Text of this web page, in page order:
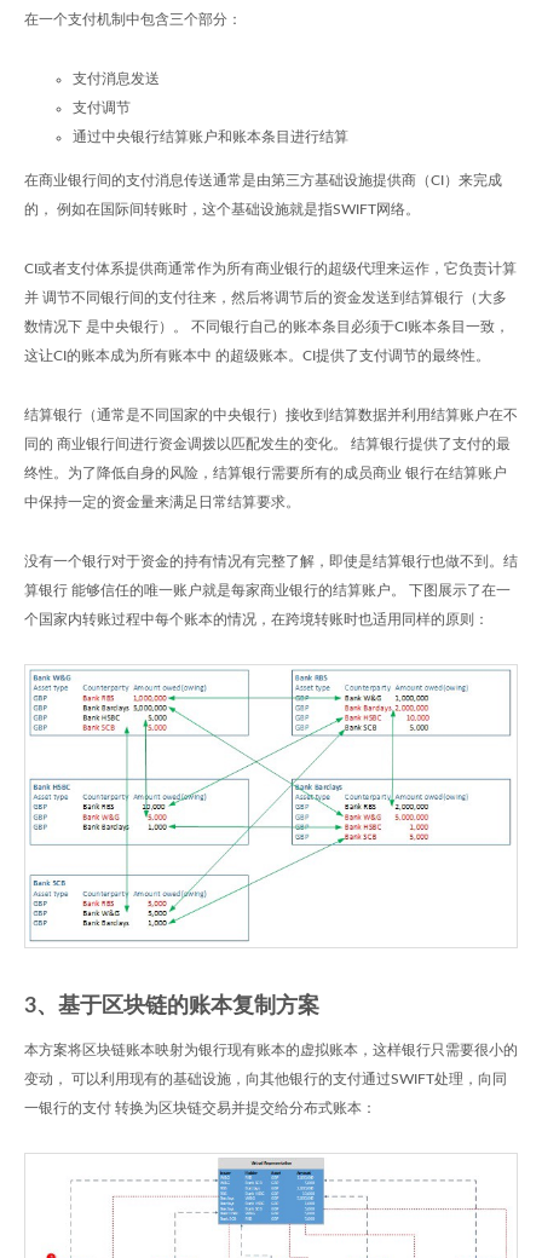
在一个支付机制中包含三个部分：
支付消息发送
支付调节
通过中央银行结算账户和账本条目进行结算
在商业银行间的支付消息传送通常是由第三方基础设施提供商（CI）来完成
的， 例如在国际间转账时，这个基础设施就是指SWIFT网络。
CI或者支付体系提供商通常作为所有商业银行的超级代理来运作，它负责计算
并 调节不同银行间的支付往来，然后将调节后的资金发送到结算银行（大多
数情况下 是中央银行）。 不同银行自己的账本条目必须于CI账本条目一致，
这让CI的账本成为所有账本中 的超级账本。CI提供了支付调节的最终性。
结算银行（通常是不同国家的中央银行）接收到结算数据并利用结算账户在不
同的 商业银行间进行资金调拨以匹配发生的变化。 结算银行提供了支付的最
终性。为了降低自身的风险，结算银行需要所有的成员商业 银行在结算账户
中保持一定的资金量来满足日常结算要求。
没有一个银行对于资金的持有情况有完整了解，即使是结算银行也做不到。结
算银行 能够信任的唯一账户就是每家商业银行的结算账户。 下图展示了在一
个国家内转账过程中每个账本的情况，在跨境转账时也适用同样的原则：
3、基于区块链的账本复制方案
本方案将区块链账本映射为银行现有账本的虚拟账本，这样银行只需要很小的
变动， 可以利用现有的基础设施，向其他银行的支付通过SWIFT处理，向同
一银行的支付 转换为区块链交易并提交给分布式账本：